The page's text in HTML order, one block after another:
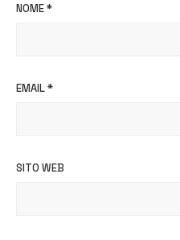
NOME*
EMAIL*
SITO WEB